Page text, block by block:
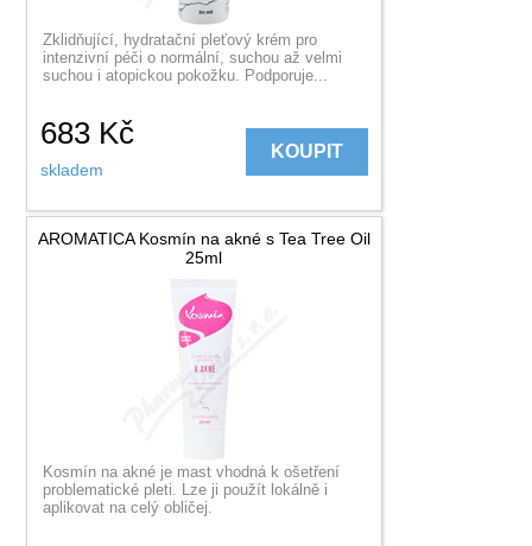
Zklidňující, hydratační pleťový krém pro
intenzivní péči o normální, suchou až velmi
suchou i atopickou pokožku. Podporuje...
683 Kč
skladem
KOUPIT
AROMATICA Kosmín na akné s Tea Tree Oil
25ml
Kosmín na akné je mast vhodná k ošetření
problematické pleti. Lze ji použít lokálně i
aplikovat na celý obličej.